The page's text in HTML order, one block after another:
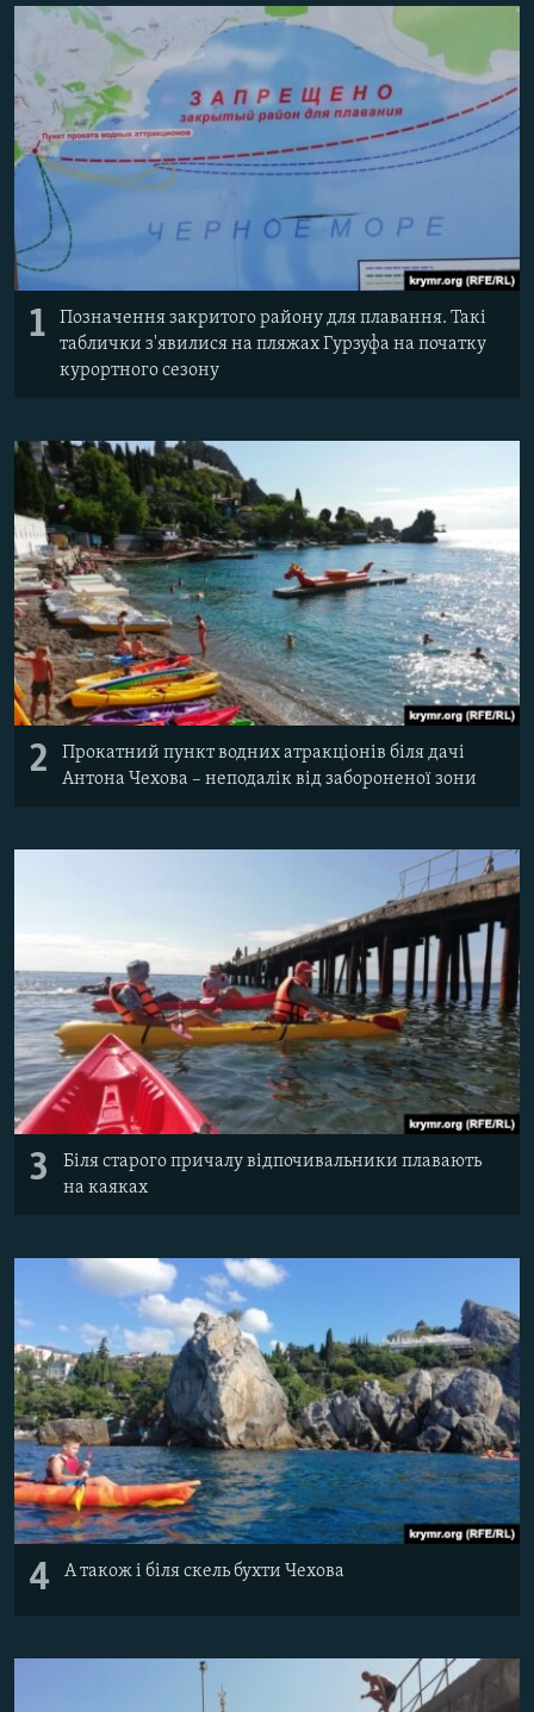
ВІДЕОУРОКИ «ELIFBE»
СВІДЧЕННЯ ОКУПАЦІЇ
УКРАЇНСЬКА ПРОБЛЕМА КРИМУ
ІНФОГРАФІКА
Qırımtatar
ДОЛУЧАЙСЯ!
Усі сайти RFE/RL
1
Позначення закритого району для плавання. Такі
таблички з'явилися на пляжах Гурзуфа на початку
курортного сезону
2
Прокатний пункт водних атракціонів біля дачі
Антона Чехова – неподалік від забороненої зони
3
Біля старого причалу відпочивальники плавають
на каяках
4 А також і біля скель бухти Чехова